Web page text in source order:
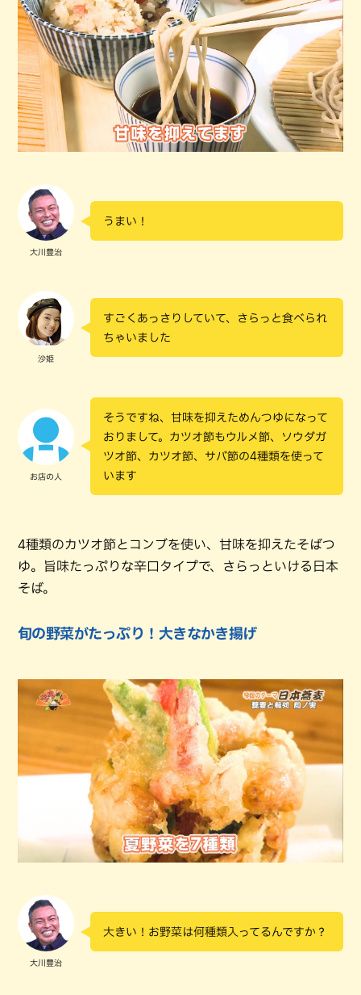
大川豊治
うまい！
沙姫
すごくあっさりしていて、さらっと食べられ
ちゃいました
お店の人
そうですね、甘味を抑えためんつゆになって
おりまして。カツオ節もウルメ節、ソウダガ
ツオ節、カツオ節、サバ節の4種類を使って
います
4種類のカツオ節とコンブを使い、甘味を抑えたそばつ
ゆ。旨味たっぷりな辛口タイプで、さらっといける日本
そば。
旬の野菜がたっぷり！大きなかき揚げ
大川豊治
大きい！お野菜は何種類入ってるんですか？